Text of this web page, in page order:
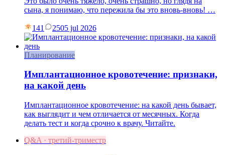
сына, я понимаю, что пережила бы это вновь-вновь! …
141 2505 jul 2026
Планирование
Имплантационное кровотечение: признаки,
на какой день
Имплантационное кровотечение: на какой день бывает,
как выглядит и чем отличается от месячных. Когда
делать тест и когда срочно к врачу. Читайте.
Q&A · третий-триместр